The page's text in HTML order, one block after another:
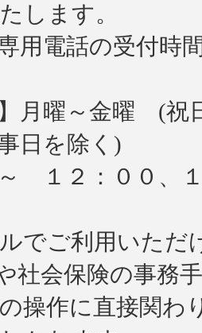
します。
用電話の受付時
】月曜～金曜 (祝
日を除く)
１２：００、
でご利用いただ
社会保険の事務
操作に直接関わ